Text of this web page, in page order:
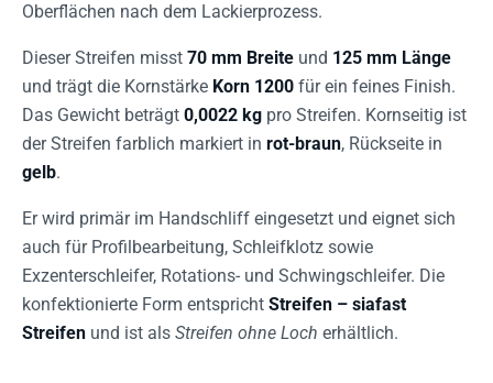
Oberflächen nach dem Lackierprozess.
Dieser Streifen misst 70 mm Breite und 125 mm Länge
und trägt die Kornstärke Korn 1200 für ein feines Finish.
Das Gewicht beträgt 0,0022 kg pro Streifen. Kornseitig ist
der Streifen farblich markiert in rot-braun, Rückseite in
gelb.
Er wird primär im Handschliff eingesetzt und eignet sich
auch für Profilbearbeitung, Schleifklotz sowie
Exzenterschleifer, Rotations- und Schwingschleifer. Die
konfektionierte Form entspricht Streifen – siafast
Streifen und ist als Streifen ohne Loch erhältlich.